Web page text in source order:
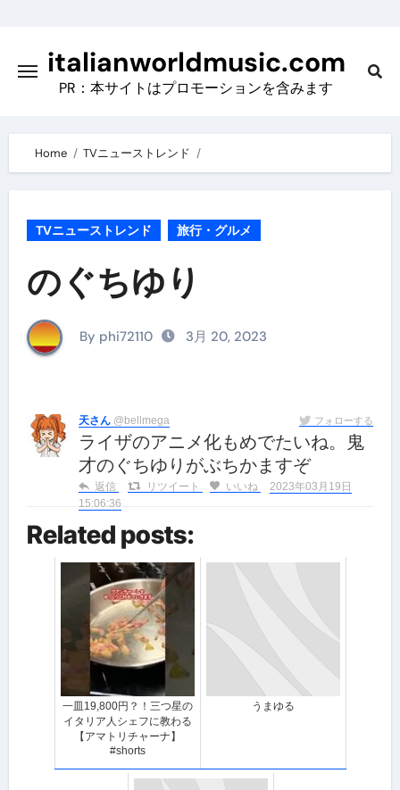
contentitalianworldmusic.com
PR：本サイトはプロモーションを含みます
Home TVニューストレンド
TVニューストレンド 旅行・グルメ
のぐちゆり
By phi72110 3月 20, 2023
天さん @bellmega フォローする
ライザのアニメ化もめでたいね。鬼
才のぐちゆりがぶちかますぞ
返信 リツイート いいね
2023年03月19日
15:06:36
Related posts:
一皿19,800円？！三つ星の
イタリア人シェフに教わる
【アマトリチャーナ】
#shorts
うまゆる